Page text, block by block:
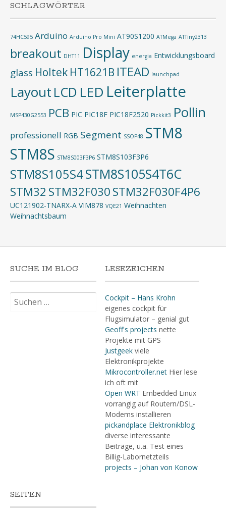
SCHLAGWÖRTER
74HC595 Arduino Arduino Pro Mini AT90S1200 ATMega ATTiny2313
breakout DHT11 Display energia Entwicklungsboard
glass Holtek HT1621B ITEAD launchpad
Layout LCD LED Leiterplatte
MSP430G2553 PCB PIC PIC18F PIC18F2520 Pickkit3 Pollin
professionell RGB Segment SSOP48 STM8
STM8S STM8S003F3P6 STM8S103F3P6
STM8S105S4STM8S105S4T6C
STM32 STM32F030STM32F030F4P6
UC121902-TNARX-A VIM878 VQE21 Weihnachten
Weihnachtsbaum
SUCHE IM BLOG
nach:
LESEZEICHEN
Cockpit – Hans Krohn
eigenes cockpit für
Flugsimulator – genial gut
Geoff's projects nette
Projekte mit GPS
Justgeekviele
Elektronikprojekte
Mikrocontroller.netHier lese
ich oft mit
Open WRT Embedded Linux
vorrangig auf Routern/DSL-
Modems installieren
pickandplace Elektronikblog
diverse interessante
Beiträge, u.a. Test eines
Billig-Labornetzteils
projects – Johan von Konow
SEITEN